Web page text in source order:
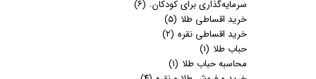
سرمایه‌گذاری برای کودکان. (۶)
خرید اقساطی طلا (۵)
خرید اقساطی نقره (۲)
حباب طلا (۱)
محاسبه حباب طلا (۱)